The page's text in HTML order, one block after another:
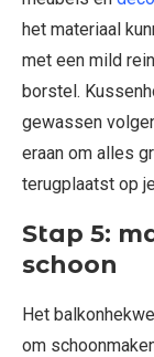
het materiaal
met een mild
borstel.
gewassen
eraan om alles
terugplaatst op
Stap 5:
schoon
Het
om